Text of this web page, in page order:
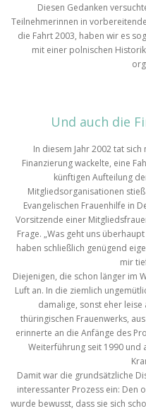
Diesen Gedanken
Teilnehmerinnen in
die Fahrt 2003, haben wir es
mit einer polnischen
Und auch die
In diesem Jahr 2002 tat
Finanzierung wackelte, eine
künftigen Aufteilung
Mitgliedsorganisationen
Evangelischen Frauenhilfe in
Vorsitzende einer
Frage. „Was geht uns
haben schließlich genügend
mir
Diejenigen, die schon länger im
Luft an. In die ziemlich
damalige, sonst eher
thüringischen Frauenwerks,
erinnerte an die Anfänge des
Weiterführung seit 1990 und
Damit war die grundsätzliche
interessanter Prozess ein: Den
wurde bewusst, dass sie sich